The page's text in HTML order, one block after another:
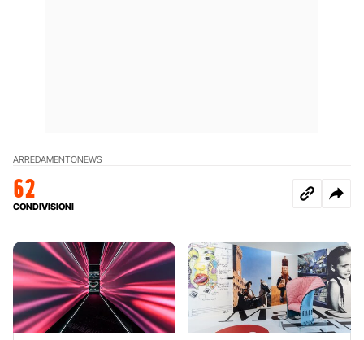
ARREDAMENTONEWS
62
CONDIVISIONI